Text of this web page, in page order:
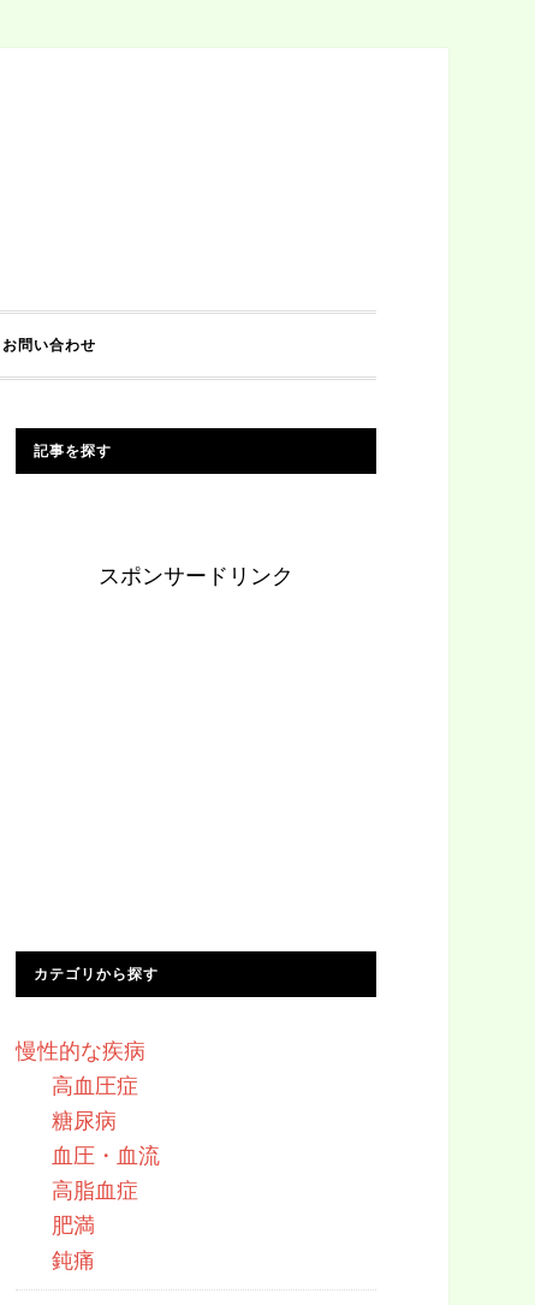
お問い合わせ
記事を探す
スポンサードリンク
カテゴリから探す
慢性的な疾病
高血圧症
糖尿病
血圧・血流
高脂血症
肥満
鈍痛